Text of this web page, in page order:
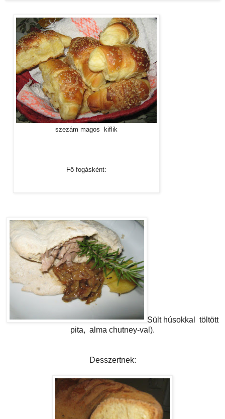
szezám magos kiflik
Fő fogásként:
Sült húsokkal töltött
pita, alma chutney-val).
Desszertnek: